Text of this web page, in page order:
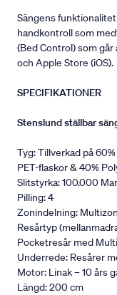
Sängens
handkontroll som
(Bed Control) som
och Apple Store (iOS).
SPECIFIKATIONER
Stenslund ställbar
Tyg: Tillverkad på
PET-flaskor & 40%
Slitstyrka: 100.000
Pilling: 4
Zonindelning: Multizon
Resårtyp
Pocketresår med
Underrede: Resårer
Motor: Linak – 10 års
Längd: 200 cm